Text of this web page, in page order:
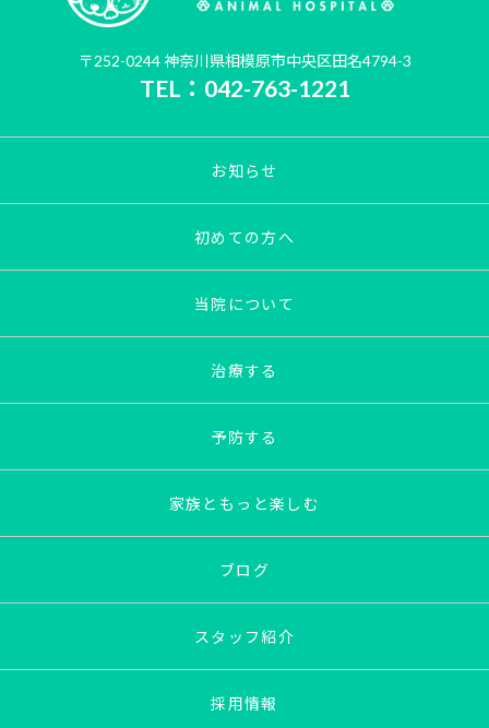
〒252-0244 神奈川県相模原市中央区田名4794-3
TEL：042-763-1221
お知らせ
初めての方へ
当院について
治療する
予防する
家族ともっと楽しむ
ブログ
スタッフ紹介
採用情報